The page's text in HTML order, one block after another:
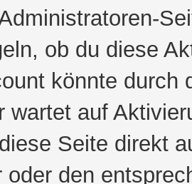
ob du diese
könnte durch
wartet auf
Seite direkt
oder den